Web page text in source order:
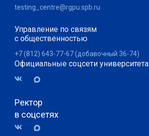
testing_centre@rgpu.spb.ru
Управление по связям
с общественностью
+7 (812) 643-77-67 (добавочный 36-74)
Официальные соцсети университета
Ректор
в соцсетях